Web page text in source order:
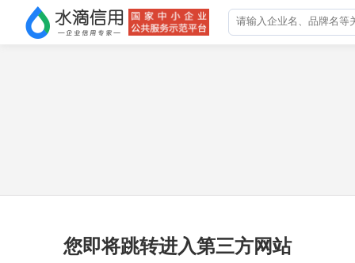
您即将跳转进入第三方网站